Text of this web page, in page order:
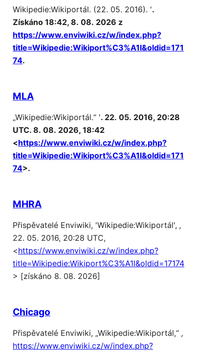
Wikipedie:Wikiportál. (22. 05. 2016). '.
Získáno 18:42, 8. 08. 2026 z
https://www.enviwiki.cz/w/index.php?
title=Wikipedie:Wikiport%C3%A1l&oldid=171
74.
MLA
„Wikipedie:Wikiportál.“ '. 22. 05. 2016, 20:28
UTC. 8. 08. 2026, 18:42
<https://www.enviwiki.cz/w/index.php?
title=Wikipedie:Wikiport%C3%A1l&oldid=171
74>.
MHRA
Přispěvatelé Enviwiki, 'Wikipedie:Wikiportál', ,
22. 05. 2016, 20:28 UTC,
<https://www.enviwiki.cz/w/index.php?
title=Wikipedie:Wikiport%C3%A1l&oldid=17174
> [získáno 8. 08. 2026]
Chicago
Přispěvatelé Enviwiki, „Wikipedie:Wikiportál,“ ,
https://www.enviwiki.cz/w/index.php?